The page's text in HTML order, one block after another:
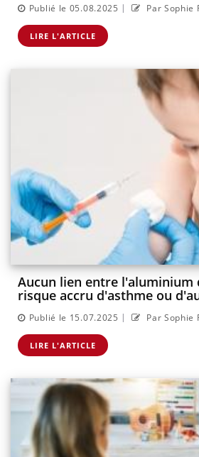
Publié le 05.08.2025 | Par Sophie
LIRE L'ARTICLE
Aucun lien entre l'aluminium
risque accru d'asthme ou
Publié le 15.07.2025 | Par Sophie
LIRE L'ARTICLE